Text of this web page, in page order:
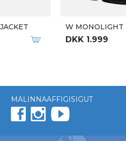
W MONOLIGHT
DKK 1.999
MALINNAAFFIGISIGUT